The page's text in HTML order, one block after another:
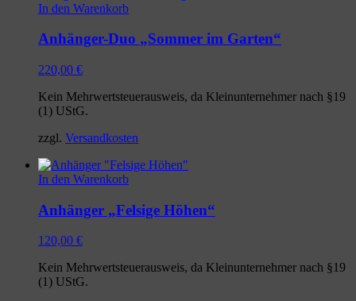
In den Warenkorb
Anhänger-Duo „Sommer im Garten“
220,00 €
Kein Mehrwertsteuerausweis, da Kleinunternehmer nach §19
(1) UStG.
zzgl. Versandkosten
In den Warenkorb
Anhänger „Felsige Höhen“
120,00 €
Kein Mehrwertsteuerausweis, da Kleinunternehmer nach §19
(1) UStG.